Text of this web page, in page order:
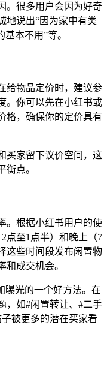
。很多用户会因为好奇
地说出“因为家中有类
本不用”等。
给物品定价时，建议参
。你可以先在小红书或
格，确保你的定价具有
买家留下议价空间，这
衡点。
。根据小红书用户的使
点至1点半）和晚上（7
这些时间段发布闲置物
和成交机会。
曝光的一个好方法。在
，如#闲置转让、#二手
被更多的潜在买家看